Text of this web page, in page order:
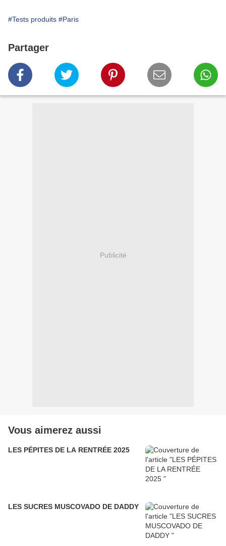
#Tests produits #Paris
Partager
Publicité
Vous aimerez aussi
LES PÉPITES DE LA RENTRÉE 2025
LES SUCRES MUSCOVADO DE DADDY